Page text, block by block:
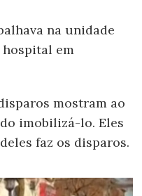
na unidade
em
mostram ao
imobilizá-lo. Eles
faz os disparos.